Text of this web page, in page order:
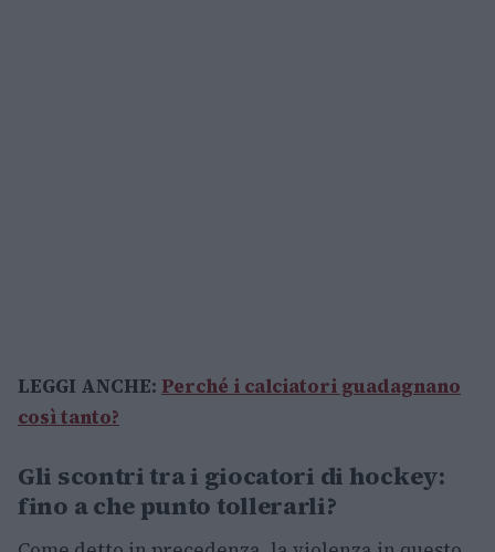
LEGGI ANCHE: Perché i calciatori guadagnano
così tanto?
Gli scontri tra i giocatori di hockey:
fino a che punto tollerarli?